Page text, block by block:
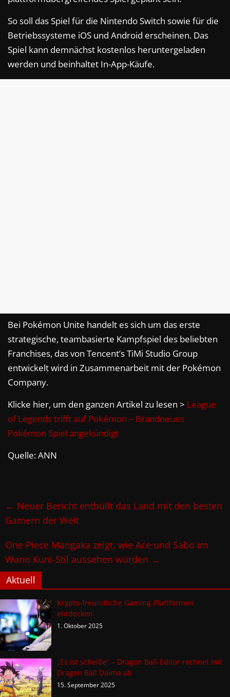
So soll das Spiel für die Nintendo Switch sowie für die
Betriebssysteme iOS und Android erscheinen. Das
Spiel kann demnächst kostenlos heruntergeladen
werden und beinhaltet In-App-Käufe.
Bei Pokémon Unite handelt es sich um das erste
strategische, teambasierte Kampfspiel des beliebten
Franchises, das von Tencent’s TiMi Studio Group
entwickelt wird in Zusammenarbeit mit der Pokémon
Company.
Klicke hier, um den ganzen Artikel zu lesen > League
of Legends trifft auf Pokémon – Brandneues
Pokémon Spiel angekündigt
Quelle: ANN
← Neuer Bericht enthüllt das Land mit den besten
Gamern der Welt
One Piece Mangaka zeigt, wie Ace und Sabo im
Wano Kuni-Stil aussehen würden →
Aktuell
Krypto-freundliche Gaming-Plattformen
entdecken
1. Oktober 2025
„Es ist scheiße“ – Dragon Ball-Editor rechnet mit
Dragon Ball Daima ab
15. September 2025